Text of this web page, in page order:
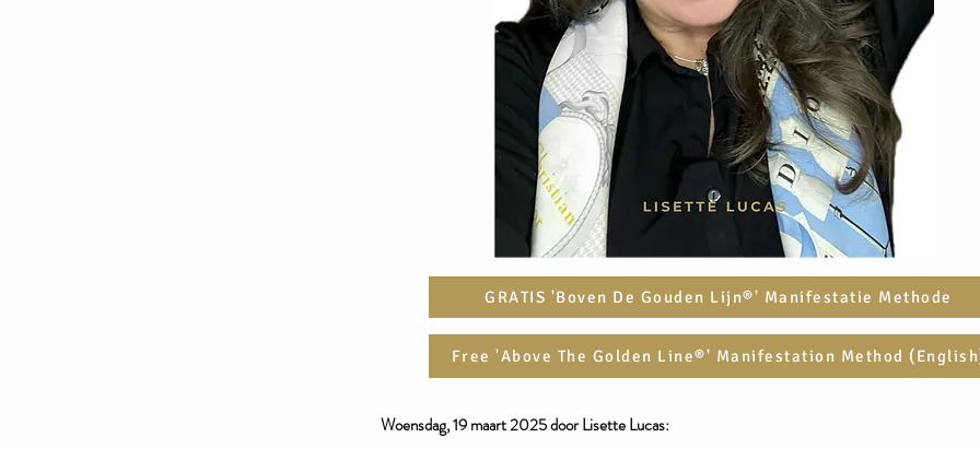
GRATIS 'Boven De Gouden Lijn®' Manifestatie Methode
Free 'Above The Golden Line®' Manifestation Method
Woensdag, 19 maart2025 door Lisette Lucas:​